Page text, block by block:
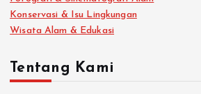
Konservasi & Isu Lingkungan
Wisata Alam & Edukasi
Tentang Kami